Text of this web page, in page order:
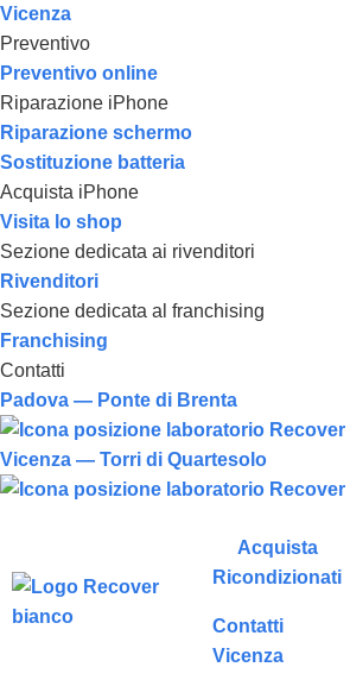
Vicenza
Preventivo
Preventivo online
Riparazione iPhone
Riparazione schermo
Sostituzione batteria
Acquista iPhone
Visita lo shop
Sezione dedicata ai rivenditori
Rivenditori
Sezione dedicata al franchising
Franchising
Contatti
Padova — Ponte di Brenta
Vicenza — Torri di Quartesolo
Acquista
Ricondizionati
Contatti
Vicenza